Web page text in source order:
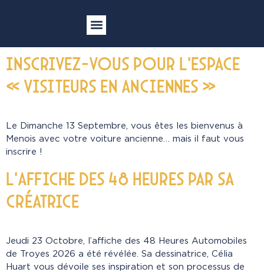
Inscrivez-vous pour l’espace
« visiteurs en anciennes »
Le Dimanche 13 Septembre, vous êtes les bienvenus à
Menois avec votre voiture ancienne… mais il faut vous
inscrire !
L’Affiche des 48 Heures par sa
créatrice
Jeudi 23 Octobre, l’affiche des 48 Heures Automobiles
de Troyes 2026 a été révélée. Sa dessinatrice, Célia
Huart vous dévoile ses inspiration et son processus de